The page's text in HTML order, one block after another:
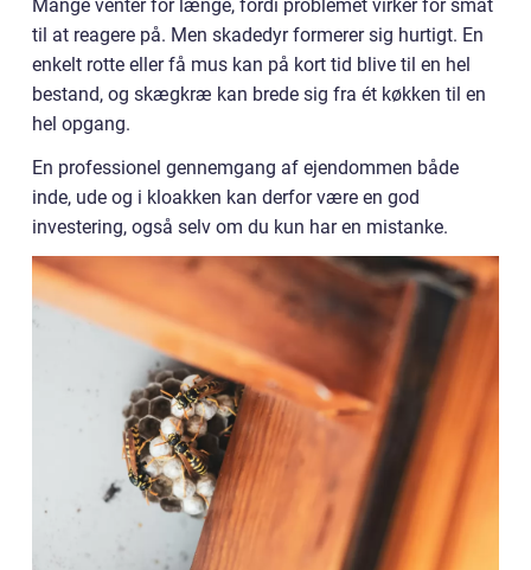
Mange venter for længe, fordi problemet virker for småt
til at reagere på. Men skadedyr formerer sig hurtigt. En
enkelt rotte eller få mus kan på kort tid blive til en hel
bestand, og skægkræ kan brede sig fra ét køkken til en
hel opgang.
En professionel gennemgang af ejendommen både
inde, ude og i kloakken kan derfor være en god
investering, også selv om du kun har en mistanke.